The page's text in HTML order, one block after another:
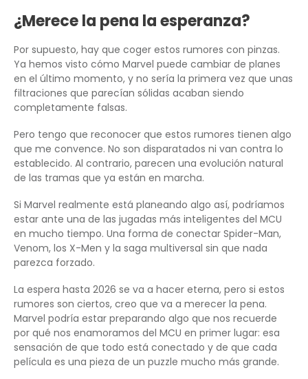
¿Merece la pena la esperanza?
Por supuesto, hay que coger estos rumores con pinzas.
Ya hemos visto cómo Marvel puede cambiar de planes
en el último momento, y no sería la primera vez que unas
filtraciones que parecían sólidas acaban siendo
completamente falsas.
Pero tengo que reconocer que estos rumores tienen algo
que me convence. No son disparatados ni van contra lo
establecido. Al contrario, parecen una evolución natural
de las tramas que ya están en marcha.
Si Marvel realmente está planeando algo así, podríamos
estar ante una de las jugadas más inteligentes del MCU
en mucho tiempo. Una forma de conectar Spider-Man,
Venom, los X-Men y la saga multiversal sin que nada
parezca forzado.
La espera hasta 2026 se va a hacer eterna, pero si estos
rumores son ciertos, creo que va a merecer la pena.
Marvel podría estar preparando algo que nos recuerde
por qué nos enamoramos del MCU en primer lugar: esa
sensación de que todo está conectado y de que cada
película es una pieza de un puzzle mucho más grande.